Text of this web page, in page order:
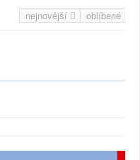
nejnovější oblíbené